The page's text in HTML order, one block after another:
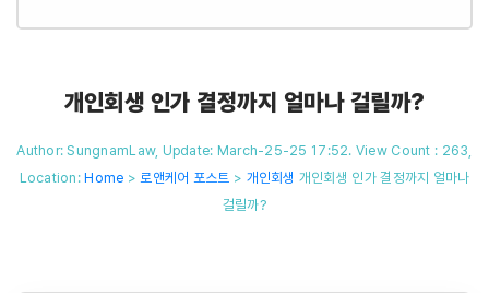
개인회생 인가 결정까지 얼마나 걸릴까?
Author: SungnamLaw, Update: March-25-25 17:52. View Count : 263,
Location:Home > 로앤케어 포스트 > 개인회생 개인회생 인가 결정까지 얼마나
걸릴까?